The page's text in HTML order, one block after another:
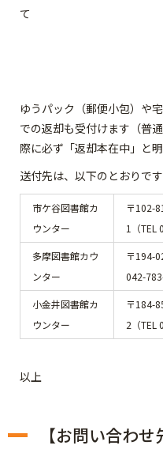
て
ゆうパック（郵便小包）や
での返却も受付けます（普
際に必ず「返却本在中」と
送付先は、以下のとおりで
市ケ谷図書館カ
ウンター
〒102-
1（TEL
多摩図書館カウ
ンター
〒194-
042-
小金井図書館カ
ウンター
〒184-
2（TEL
以上
【お問い合わせ